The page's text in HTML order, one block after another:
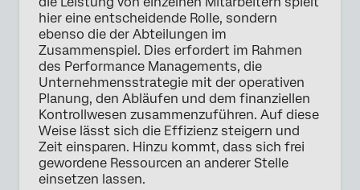
hier eine entscheidende Rolle, sondern
ebenso die der Abteilungen im
Zusammenspiel. Dies erfordert im Rahmen
des Performance Managements, die
Unternehmensstrategie mit der operativen
Planung, den Abläufen und dem finanziellen
Kontrollwesen zusammenzuführen. Auf diese
Weise lässt sich die Effizienz steigern und
Zeit einsparen. Hinzu kommt, dass sich frei
gewordene Ressourcen an anderer Stelle
einsetzen lassen.